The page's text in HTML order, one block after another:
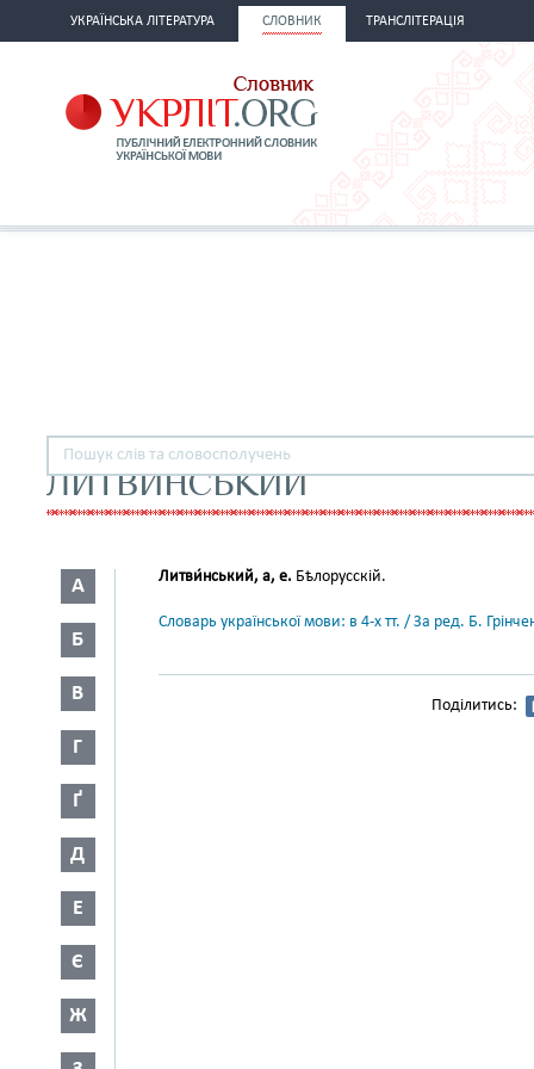
УКРАЇНСЬКА ЛІТЕРАТУРА СЛОВНИК ТРАНСЛІТЕРАЦІЯ
ЛИТВИНСЬКИЙ
А
Б
В
Г
Ґ
Д
Е
Є
Ж
Литви́нський, а, е. Бѣлорусскій.
Словарь української мови: в 4-х тт. / За ред. Б.
Поділитись: